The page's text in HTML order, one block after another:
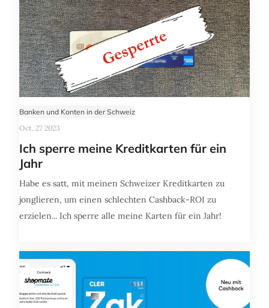
Banken und Konten in der Schweiz
Oct, 27 2023
Ich sperre meine Kreditkarten für ein
Jahr
Habe es satt, mit meinen Schweizer Kreditkarten zu
jonglieren, um einen schlechten Cashback-ROI zu
erzielen... Ich sperre alle meine Karten für ein Jahr!